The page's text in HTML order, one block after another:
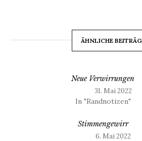
ÄHNLICHE
Neue Verwirrungen
31. Mai 2022
In "Randnotizen"
Stimmengewirr
6. Mai 2022